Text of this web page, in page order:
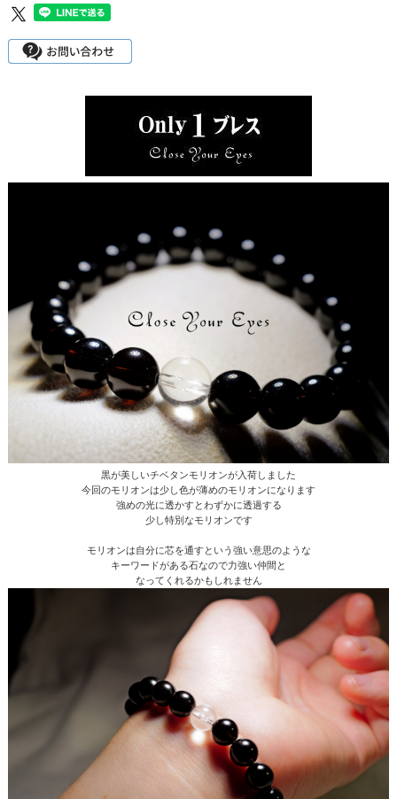
黒が美しいチベタンモリオンが入荷しました
今回のモリオンは少し色が薄めのモリオンになります
強めの光に透かすとわずかに透過する
少し特別なモリオンです
モリオンは自分に芯を通すという強い意思のような
キーワードがある石なので力強い仲間と
なってくれるかもしれません